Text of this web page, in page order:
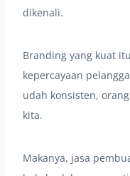
dikenali.
Branding yang kuat
kepercayaan
udah konsisten,
kita.
Makanya, jasa